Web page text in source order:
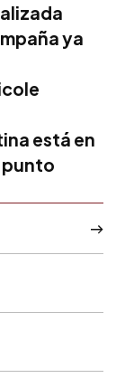
ya
está en
punto